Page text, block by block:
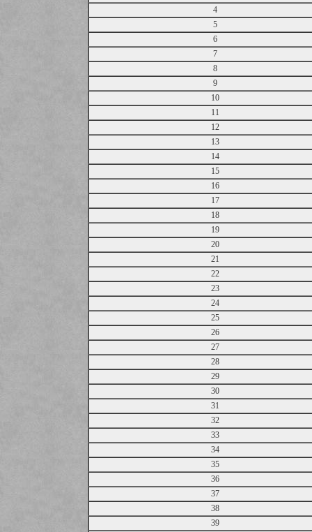
4
5
6
7
8
9
10
11
12
13
14
15
16
17
18
19
20
21
22
23
24
25
26
27
28
29
30
31
32
33
34
35
36
37
38
39